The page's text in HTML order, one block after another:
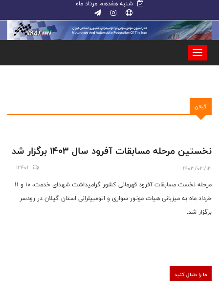
شنبه هفدهم مرداد ماه
گیلان
نخستین مرحله مسابقات آفرود سال ۱۴۰۳ برگزار شد
1403/03/13
12401
مرحله نخست مسابقات آفرود قهرمانی کشور گرامیداشت شهدای خدمت، ۱۰ و ۱۱
خرداد ماه به میزبانی هیات موتور سواری و اتومبیلرانی استان گیلان در رودسر
برگزار شد.
ما را دنبال کنید